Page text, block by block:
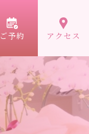
ご予約 アクセス